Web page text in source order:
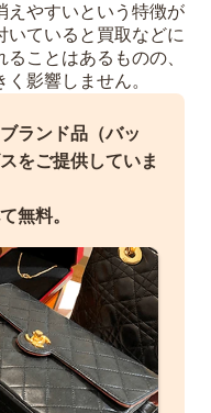
えやすいという特徴が
いていると買取などに
ことはあるものの、
影響しません。
ランド品（バッ
をご提供していま
無料。